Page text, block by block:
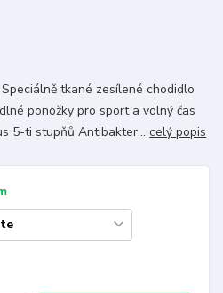
tkané zesílené chodidlo
ponožky pro sport a volný čas
5-ti stupňů Antibakter...celý popis